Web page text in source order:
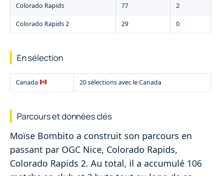
Colorado Rapids 77 2
Colorado Rapids 2 29 0
En sélection
Canada 20 sélections avec le Canada
Parcours et données clés
Moïse Bombito a construit son parcours en
passant par OGC Nice, Colorado Rapids,
Colorado Rapids 2. Au total, il a accumulé 106